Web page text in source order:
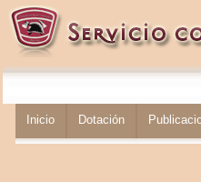
Inicio Dotación